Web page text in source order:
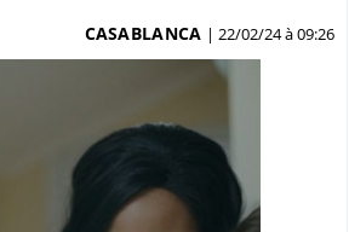
CASABLANCA | 22/02/24 à 09:26